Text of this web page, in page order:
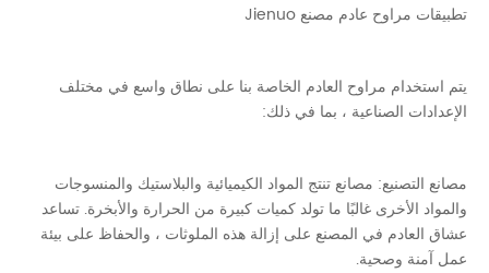
تطبيقات مراوح عادم مصنع Jienuo
يتم استخدام مراوح العادم الخاصة بنا على نطاق واسع في مختلف
الإعدادات الصناعية ، بما في ذلك:
مصانع التصنيع: مصانع تنتج المواد الكيميائية والبلاستيك والمنسوجات
والمواد الأخرى غالبًا ما تولد كميات كبيرة من الحرارة والأبخرة. تساعد
عشاق العادم في المصنع على إزالة هذه الملوثات ، والحفاظ على بيئة
عمل آمنة وصحية.